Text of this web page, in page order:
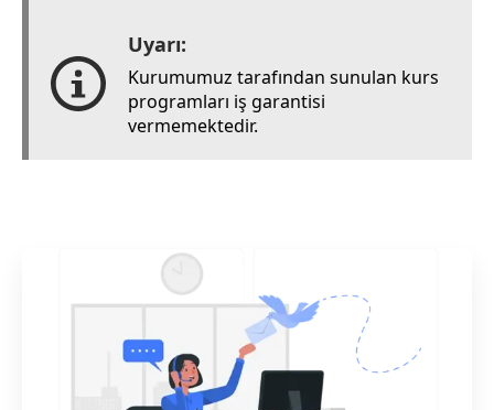
Uyarı:
Kurumumuz tarafından sunulan kurs
programları iş garantisi
vermemektedir.